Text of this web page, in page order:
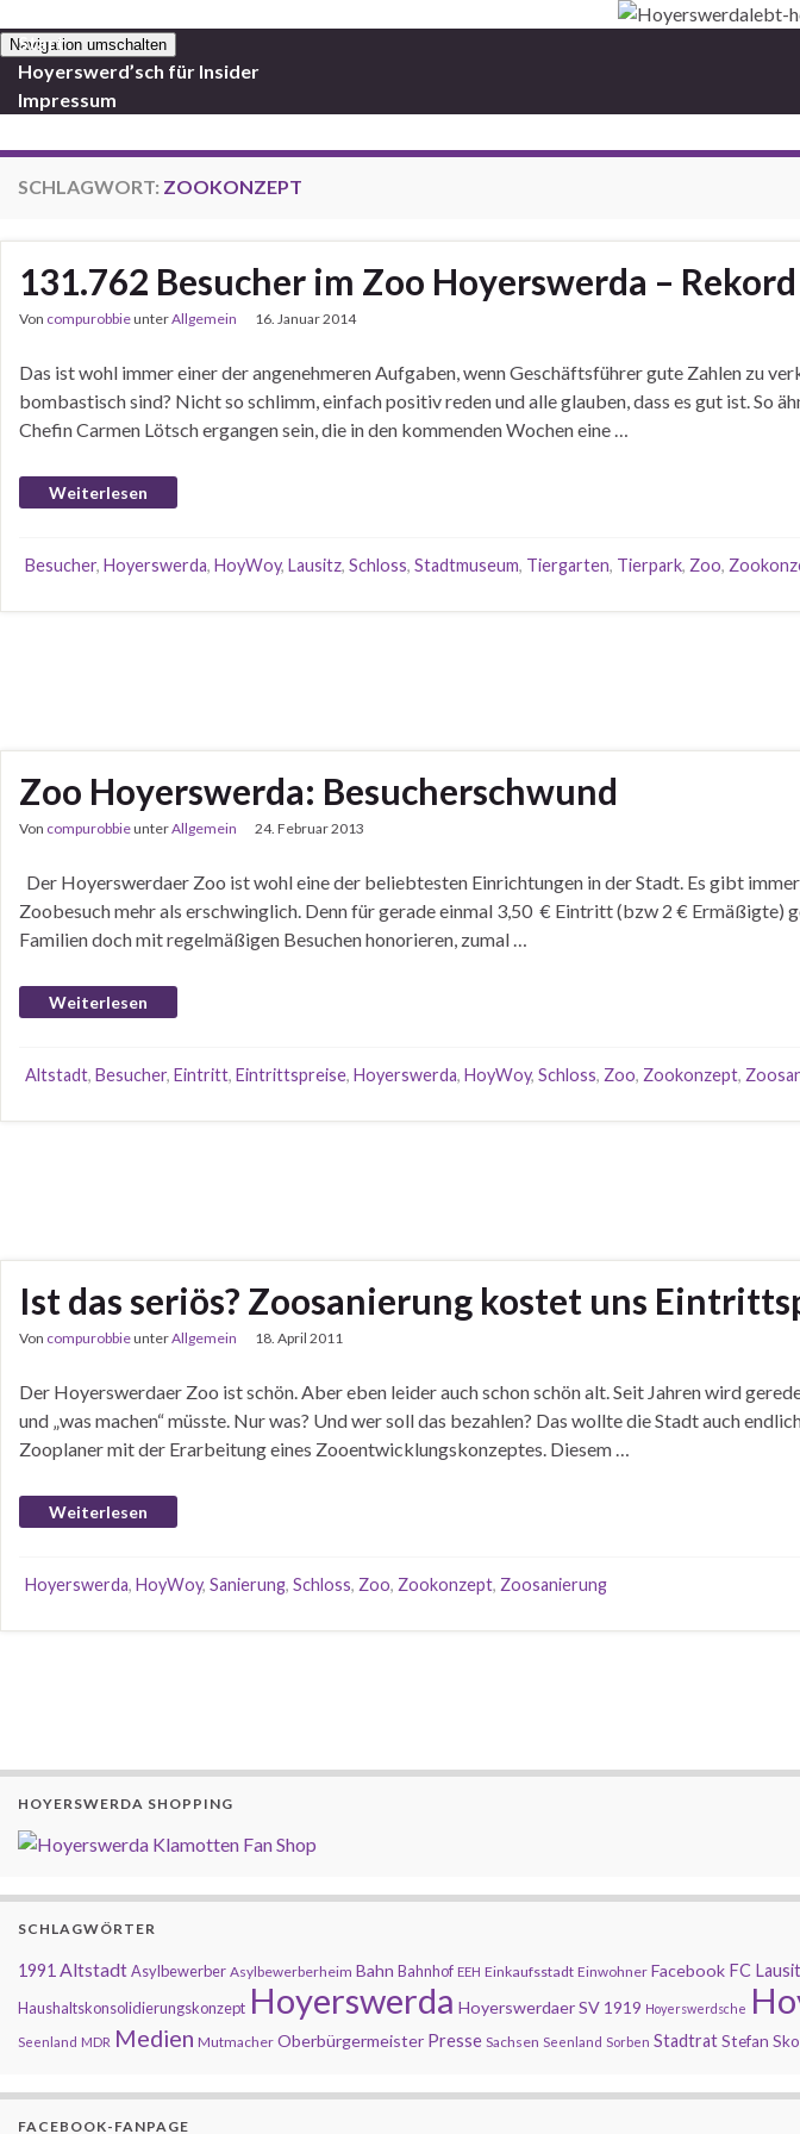
Navigation umschalten
Start
Hoyerswerd’sch für Insider
Impressum
SCHLAGWORT: ZOOKONZEPT
131.762 Besucher im Zoo Hoyerswerda –
Von compurobbieunterAllgemein 16. Januar 2014
Das ist wohl immer einer der angenehmeren Aufgaben, wenn Geschäftsführer gute Zahlen zu
bombastisch sind? Nicht so schlimm, einfach positiv reden und alle glauben, dass es gut ist. So
Chefin Carmen Lötsch ergangen sein, die in den kommenden Wochen eine …
Weiterlesen
Besucher, Hoyerswerda, HoyWoy, Lausitz, Schloss, Stadtmuseum, Tiergarten, Tierpark, Zoo,
Zoo Hoyerswerda: Besucherschwund
Von compurobbieunterAllgemein 24. Februar 2013
Der Hoyerswerdaer Zoo ist wohl eine der beliebtesten Einrichtungen in der Stadt. Es gibt
Zoobesuch mehr als erschwinglich. Denn für gerade einmal 3,50 € Eintritt (bzw 2 € Ermäßigte)
Familien doch mit regelmäßigen Besuchen honorieren, zumal …
Weiterlesen
Altstadt, Besucher, Eintritt, Eintrittspreise, Hoyerswerda, HoyWoy, Schloss, Zoo, Zookonzept,
Ist das seriös? Zoosanierung kostet uns
Von compurobbieunterAllgemein 18. April 2011
Der Hoyerswerdaer Zoo ist schön. Aber eben leider auch schon schön alt. Seit Jahren wird
und „was machen“ müsste. Nur was? Und wer soll das bezahlen? Das wollte die Stadt auch
Zooplaner mit der Erarbeitung eines Zooentwicklungskonzeptes. Diesem …
Weiterlesen
Hoyerswerda, HoyWoy, Sanierung, Schloss, Zoo, Zookonzept, Zoosanierung
HOYERSWERDA SHOPPING
SCHLAGWÖRTER
1991 AltstadtAsylbewerber Asylbewerberheim Bahn Bahnhof EEH Einkaufsstadt Einwohner Facebook FC
Haushaltskonsolidierungskonzept Hoyerswerda Hoyerswerdaer SV 1919 Hoyerswerdsche
Seenland MDR Medien Mutmacher Oberbürgermeister Presse Sachsen Seenland Sorben StadtratStefan
FACEBOOK-FANPAGE